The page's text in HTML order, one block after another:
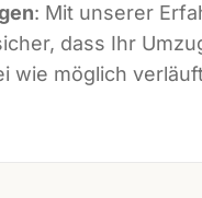
: Mit unserer
dass Ihr
wie möglich